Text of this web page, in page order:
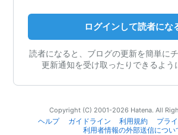
ログインして読者にな
読者になると、ブログの更新を簡単にチ
更新通知を受け取ったりできるよう
Copyright (C) 2001-2026 Hatena. All
ヘルプ
ガイドライン 利用規約
プラ
利用者情報の外部送信につい